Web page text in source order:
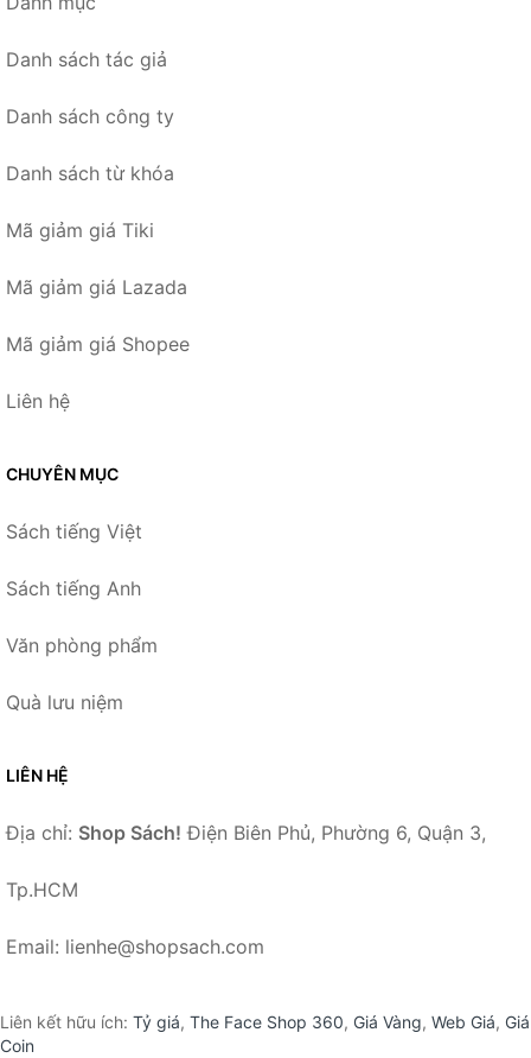
Danh sách tác giả
Danh sách công ty
Danh sách từ khóa
Mã giảm giá Tiki
Mã giảm giá Lazada
Mã giảm giá Shopee
Liên hệ
CHUYÊN MỤC
Sách tiếng Việt
Sách tiếng Anh
Văn phòng phẩm
Quà lưu niệm
LIÊN HỆ
Địa chỉ: Shop Sách! Điện Biên Phủ, Phường 6, Quận 3,
Tp.HCM
Email: lienhe@shopsach.com
Liên kết hữu ích: Tỷ giá, The Face Shop 360, Giá Vàng, Web Giá, Giá
Coin